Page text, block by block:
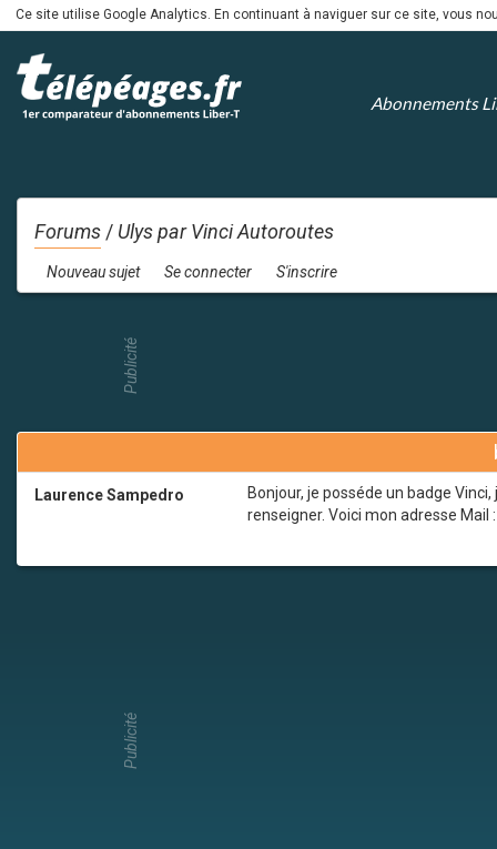
Ce site utilise Google Analytics. En continuant à naviguer sur ce site, vous
Abonnements
Forums / Ulys par Vinci Autoroutes
Nouveau sujet Se connecter S'inscrire
Publicité
Laurence Sampedro
Bonjour, je posséde un badge
renseigner. Voici mon adresse Mail
Publicité